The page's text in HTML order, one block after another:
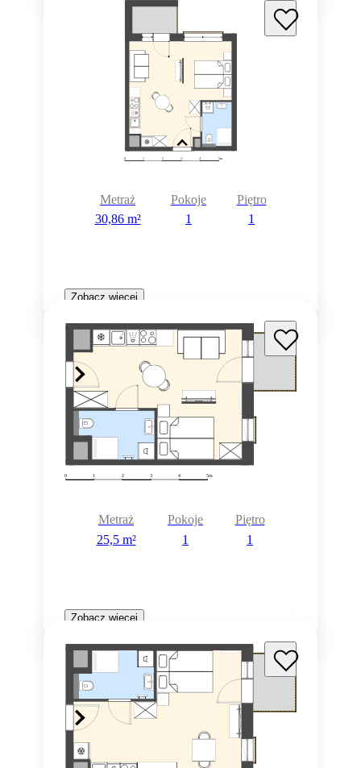
Metraż
30,86 m²
Pokoje
1
Piętro
1
Zobacz więcej
Metraż
25,5 m²
Pokoje
1
Piętro
1
Zobacz więcej